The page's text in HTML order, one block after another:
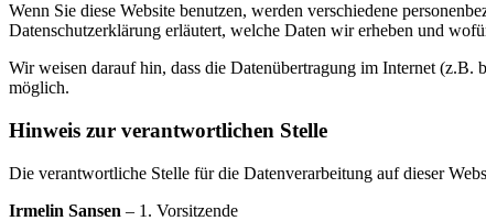
Wenn Sie diese Website benutzen, werden verschiedene
Datenschutzerklärung erläutert, welche Daten wir erheben und
Wir weisen darauf hin, dass die Datenübertragung im Internet
möglich.
Hinweis zur verantwortlichen Stelle
Die verantwortliche Stelle für die Datenverarbeitung auf dieser
Irmelin Sansen – 1. Vorsitzende